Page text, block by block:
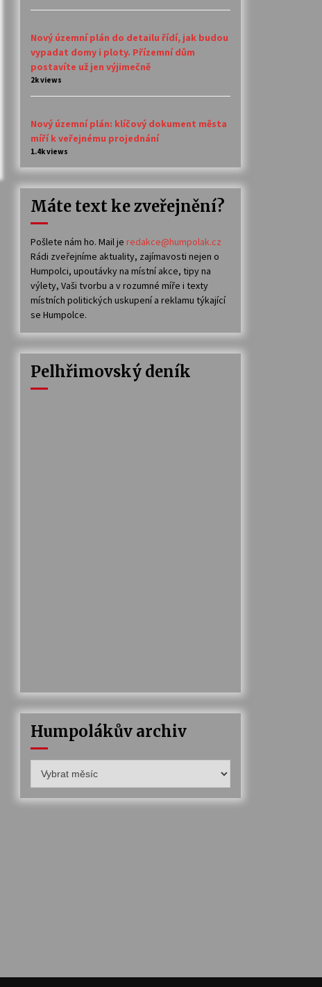
Nový územní plán do detailu řídí, jak budou
vypadat domy i ploty. Přízemní dům
postavíte už jen výjimečně
2k views
Nový územní plán: klíčový dokument města
míří k veřejnému projednání
1.4k views
Máte text ke zveřejnění?
Pošlete nám ho. Mail je redakce@humpolak.cz
Rádi zveřejníme aktuality, zajímavosti nejen o
Humpolci, upoutávky na místní akce, tipy na
výlety, Vaši tvorbu a v rozumné míře i texty
místních politických uskupení a reklamu týkající
se Humpolce.
Pelhřimovský deník
Humpolákův archiv
archiv